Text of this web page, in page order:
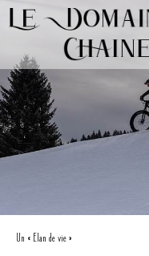
Un « Elan de vie »